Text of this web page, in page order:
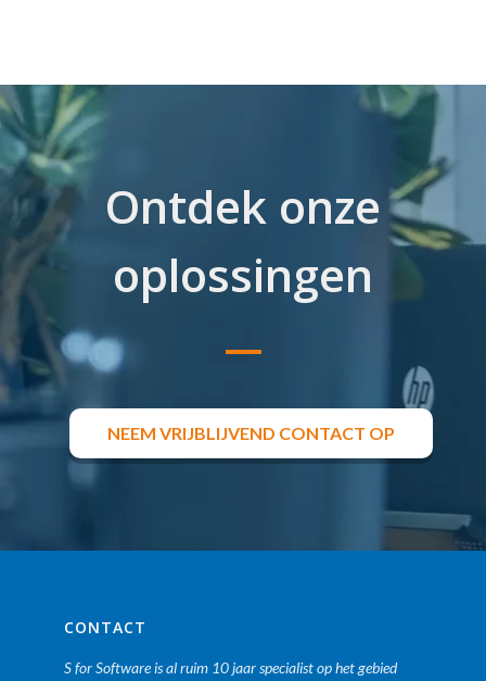
Ontdek onze
oplossingen
NEEM VRIJBLIJVEND CONTACT OP
CONTACT
S for Software is al ruim 10 jaar specialist op het gebied